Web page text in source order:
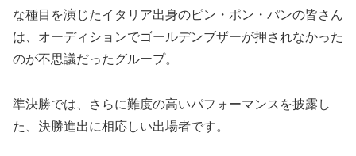
な種目を演じたイタリア出身のピン・ポン・パンの皆さん
は、オーディションでゴールデンブザーが押されなかった
のが不思議だったグループ。
準決勝では、さらに難度の高いパフォーマンスを披露し
た、決勝進出に相応しい出場者です。